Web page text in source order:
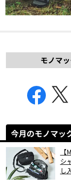
モノマ
今月のモノマッ
シ
し